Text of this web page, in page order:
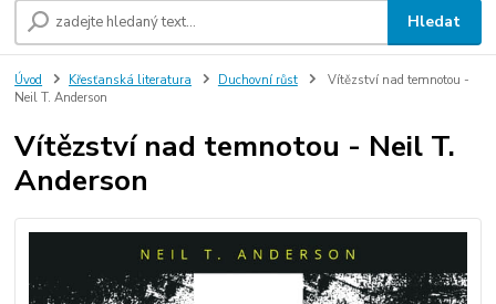
Hledat
Úvod Křesťanská literatura Duchovní růst
Vítězství nad temnotou -
Neil T. Anderson
Vítězství nad temnotou - Neil T.
Anderson